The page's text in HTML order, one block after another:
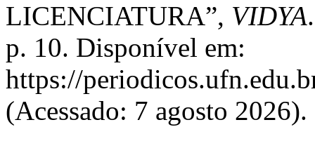
LICENCIATURA”, VIDYA
p. 10. Disponível em:
https://
(Acessado: 7 agosto 2026).